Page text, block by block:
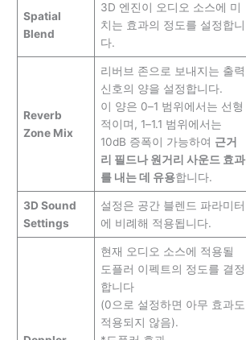
Spatial
Blend
3D 엔진이 오디오 소스에 미
치는 효과의 정도를 설정합니
다.
Reverb
Zone Mix
리버브 존으로 보내지는 출력
신호의 양을 설정합니다.
이 양은 0–1 범위에서는 선형
적이며, 1–1.1 범위에서는
10dB 증폭이 가능하여 근거
리 필드나 원거리 사운드 효과
를 내는 데 유용합니다.
3D Sound
Settings
설정은 공간 블렌드 파라미터
에 비례해 적용됩니다.
현재 오디오 소스에 적용될
도플러 이펙트의 정도를 결정
합니다
(0으로 설정하면 아무 효과도
적용되지 않음).